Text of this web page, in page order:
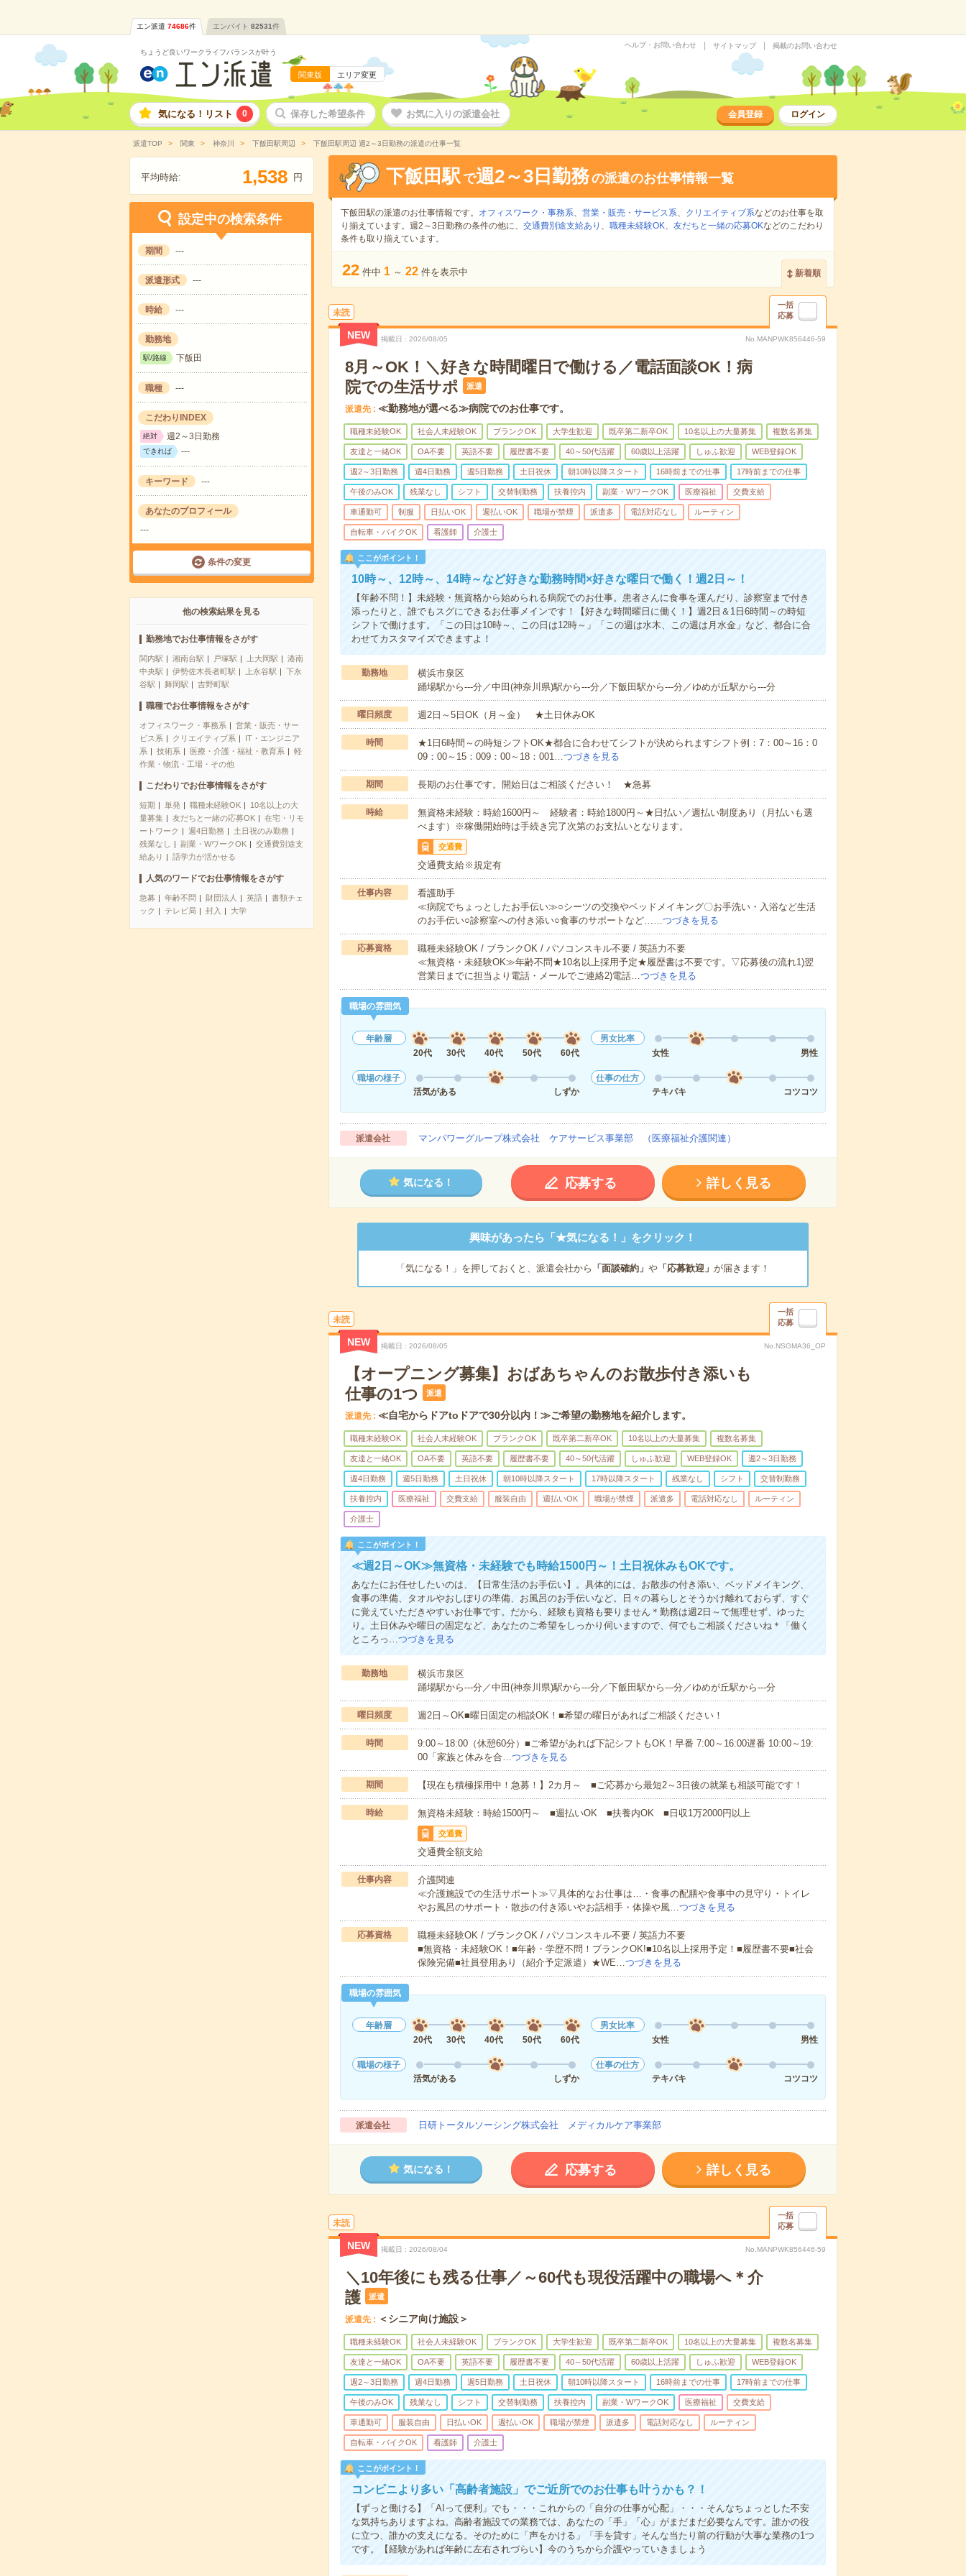
エン派遣 74686件 エンバイト 82531件
ちょうど良いワークライフバランスが叶う
関東版 エリア変更
ヘルプ・お問い合わせ サイトマップ 掲載のお問い合わせ
気になる！リスト 0 保存した希望条件 お気に入りの派遣会社 会員登録 ログイン
派遣TOP 関東 神奈川 下飯田駅周辺 下飯田駅周辺 週2～3日勤務の派遣の仕事一覧
平均時給: 1,538 円
設定中の検索条件
期間 ---
派遣形式 ---
時給 ---
勤務地
駅/路線 下飯田
職種 ---
こだわりINDEX
絶対 週2～3日勤務
できれば ---
キーワード ---
あなたのプロフィール
---
条件の変更
他の検索結果を見る
勤務地でお仕事情報をさがす
関内駅 湘南台駅 戸塚駅 上大岡駅
港南
中央駅
伊勢佐木長者町駅 上永谷駅
下永
谷駅
舞岡駅 吉野町駅
職種でお仕事情報をさがす
オフィスワーク・事務系
営業・販売・サー
ビス系
クリエイティブ系
IT・エンジニア
系
技術系 医療・介護・福祉・教育系
軽
作業・物流・工場・その他
こだわりでお仕事情報をさがす
短期 単発 職種未経験OK
10名以上の大
量募集
友だちと一緒の応募OK
在宅・リモ
ートワーク
週4日勤務
土日祝のみ勤務
残業なし
副業・WワークOK
交通費別途支
給あり
語学力が活かせる
人気のワードでお仕事情報をさがす
急募 年齢不問 財団法人 英語
書類チェ
ック
テレビ局 封入 大学
下飯田駅 で週2～3日勤務の派遣のお仕事情報一覧
下飯田駅の派遣のお仕事情報です。 オフィスワーク・事務系、 営業・販売・サービス系、 クリエイティブ系などのお仕事を取
り揃えています。週2～3日勤務の条件の他に、 交通費別途支給あり 、 職種未経験OK、 友だちと一緒の応募OKなどのこだわり
条件も取り揃えています。
22 件中 1 ～ 22 件を表示中 新着順
未読
一括
応募
NEW 掲載日 2026/08/05 No.MANPWK856446-59
8月～OK！＼好きな時間曜日で働ける／電話面談OK！病
院での生活サポ
派遣
派遣先 ≪勤務地が選べる≫病院でのお仕事です。
職種未経験OK 社会人未経験OK ブランクOK 大学生歓迎 既卒第二新卒OK 10名以上の大量募集 複数名募集
友達と一緒OK OA不要 英語不要 履歴書不要 40～50代活躍 60歳以上活躍 しゅふ歓迎 WEB登録OK
週2～3日勤務 週4日勤務 週5日勤務 土日祝休 朝10時以降スタート 16時前までの仕事 17時前までの仕事
午後のみOK 残業なし シフト 交替制勤務 扶養控内 副業・WワークOK 医療福祉 交費支給
車通勤可 制服 日払いOK 週払いOK 職場が禁煙 派遣多 電話対応なし ルーティン
自転車・バイクOK 看護師 介護士
ここがポイント！
10時～、12時～、14時～など好きな勤務時間×好きな曜日で働く！週2日～！
【年齢不問！】未経験・無資格から始められる病院でのお仕事。患者さんに食事を運んだり、診察室まで付き
添ったりと、誰でもスグにできるお仕事メインです！【好きな時間曜日に働く！】週2日＆1日6時間～の時短
シフトで働けます。「この日は10時～、この日は12時～」「この週は水木、この週は月水金」など、都合に合
わせてカスタマイズできますよ！
勤務地
横浜市泉区
踊場駅から---分／中田(神奈川県)駅から---分／下飯田駅から---分／ゆめが丘駅から---分
曜日頻度 週2日～5日OK（月～金） ★土日休みOK
時間
★1日6時間～の時短シフトOK★都合に合わせてシフトが決められますシフト例：7：00～16：0
09：00～15：009：00～18：001…つづきを見る
期間 長期のお仕事です。開始日はご相談ください！ ★急募
時給
無資格未経験：時給1600円～ 経験者：時給1800円～★日払い／週払い制度あり（月払いも選
べます）※稼働開始時は手続き完了次第のお支払いとなります。
交通費
交通費支給※規定有
仕事内容
看護助手
≪病院でちょっとしたお手伝い≫○シーツの交換やベッドメイキング〇お手洗い・入浴など生活
のお手伝い○診察室への付き添い○食事のサポートなど……つづきを見る
応募資格
職種未経験OK / ブランクOK / パソコンスキル不要 / 英語力不要
≪無資格・未経験OK≫年齢不問★10名以上採用予定★履歴書は不要です。▽応募後の流れ1)翌
営業日までに担当より電話・メールでご連絡2)電話…つづきを見る
職場の雰囲気
年齢層
20代
30代 40代 50代 60代
男女比率
女性
男性
職場の様子
活気がある
しずか
仕事の仕方
テキパキ
コツコツ
派遣会社 マンパワーグループ株式会社 ケアサービス事業部 （医療福祉介護関連）
気になる！ 応募する 詳しく見る
興味があったら「★気になる！」をクリック！
「気になる！」を押しておくと、派遣会社から 「面談確約」 や「応募歓迎」 が届きます！
未読
一括
応募
NEW 掲載日 2026/08/05 No.NSGMA36_OP
【オープニング募集】おばあちゃんのお散歩付き添いも
仕事の1つ
派遣
派遣先 ≪自宅からドアtoドアで30分以内！≫ご希望の勤務地を紹介します。
職種未経験OK 社会人未経験OK ブランクOK 既卒第二新卒OK 10名以上の大量募集 複数名募集
友達と一緒OK OA不要 英語不要 履歴書不要 40～50代活躍 しゅふ歓迎 WEB登録OK 週2～3日勤務
週4日勤務 週5日勤務 土日祝休 朝10時以降スタート 17時以降スタート 残業なし シフト 交替制勤務
扶養控内 医療福祉 交費支給 服装自由 週払いOK 職場が禁煙 派遣多 電話対応なし ルーティン
介護士
ここがポイント！
≪週2日～OK≫無資格・未経験でも時給1500円～！土日祝休みもOKです。
あなたにお任せしたいのは、【日常生活のお手伝い】。具体的には、お散歩の付き添い、ベッドメイキング、
食事の準備、タオルやおしぼりの準備、お風呂のお手伝いなど。日々の暮らしとそうかけ離れておらず、すぐ
に覚えていただきやすいお仕事です。だから、経験も資格も要りません＊勤務は週2日～で無理せず、ゆった
り。土日休みや曜日の固定など、あなたのご希望をしっかり伺いますので、何でもご相談くださいね＊「働く
ところっ…つづきを見る
勤務地
横浜市泉区
踊場駅から---分／中田(神奈川県)駅から---分／下飯田駅から---分／ゆめが丘駅から---分
曜日頻度 週2日～OK■曜日固定の相談OK！■希望の曜日があればご相談ください！
時間
9:00～18:00（休憩60分）■ご希望があれば下記シフトもOK！早番 7:00～16:00遅番 10:00～19:
00「家族と休みを合…つづきを見る
期間 【現在も積極採用中！急募！】2カ月～ ■ご応募から最短2～3日後の就業も相談可能です！
時給 無資格未経験：時給1500円～ ■週払いOK ■扶養内OK ■日収1万2000円以上
交通費
交通費全額支給
仕事内容
介護関連
≪介護施設での生活サポート≫▽具体的なお仕事は…・食事の配膳や食事中の見守り・トイレ
やお風呂のサポート・散歩の付き添いやお話相手・体操や風…つづきを見る
応募資格
職種未経験OK / ブランクOK / パソコンスキル不要 / 英語力不要
■無資格・未経験OK！■年齢・学歴不問！ブランクOK!■10名以上採用予定！■履歴書不要■社会
保険完備■社員登用あり（紹介予定派遣）★WE…つづきを見る
職場の雰囲気
年齢層
20代
30代 40代 50代 60代
男女比率
女性
男性
職場の様子
活気がある
しずか
仕事の仕方
テキパキ
コツコツ
派遣会社 日研トータルソーシング株式会社 メディカルケア事業部
気になる！ 応募する 詳しく見る
未読
一括
応募
NEW 掲載日 2026/08/04 No.MANPWK856446-59
＼10年後にも残る仕事／～60代も現役活躍中の職場へ＊介
護
派遣
派遣先 ＜シニア向け施設＞
職種未経験OK 社会人未経験OK ブランクOK 大学生歓迎 既卒第二新卒OK 10名以上の大量募集 複数名募集
友達と一緒OK OA不要 英語不要 履歴書不要 40～50代活躍 60歳以上活躍 しゅふ歓迎 WEB登録OK
週2～3日勤務 週4日勤務 週5日勤務 土日祝休 朝10時以降スタート 16時前までの仕事 17時前までの仕事
午後のみOK 残業なし シフト 交替制勤務 扶養控内 副業・WワークOK 医療福祉 交費支給
車通勤可 服装自由 日払いOK 週払いOK 職場が禁煙 派遣多 電話対応なし ルーティン
自転車・バイクOK 看護師 介護士
ここがポイント！
コンビニより多い「高齢者施設」でご近所でのお仕事も叶うかも？！
【ずっと働ける】「AIって便利」でも・・・これからの「自分の仕事が心配」・・・そんなちょっとした不安
な気持ちありますよね。高齢者施設での業務では、あなたの「手」「心」がまだまだ必要なんです。誰かの役
に立つ、誰かの支えになる。そのために「声をかける」「手を貸す」そんな当たり前の行動が大事な業務の1つ
です。【経験があれば年齢に左右されづらい】今のうちから介護やっていきましょう